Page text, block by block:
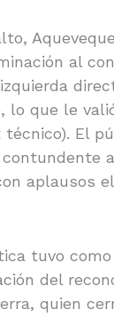
al
lo que le
El
aplausos
tuvo
del
quien